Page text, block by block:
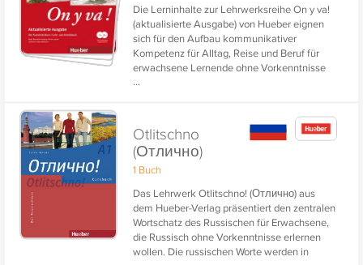
Die Lerninhalte zur Lehrwerksreihe On y va!
(aktualisierte Ausgabe) von Hueber eignen
sich für den Aufbau kommunikativer
Kompetenz für Alltag, Reise und Beruf für
erwachsene Lernende ohne Vorkenntnisse
an Volkshochschulen und privaten
(Gemeinsamer Europäischer
Referenzrahmen).
...
Otlitschno
(Отлично)
1 Buch
Das Lehrwerk Otlitschno! (Отлично) aus
dem Hueber-Verlag präsentiert den zentralen
Wortschatz des Russischen für Erwachsene,
die Russisch ohne Vorkenntnisse erlernen
wollen. Die russischen Worte werden in